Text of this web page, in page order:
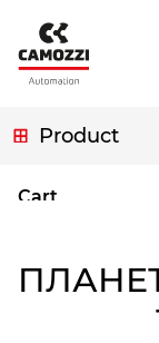
main
content
Product
Cart